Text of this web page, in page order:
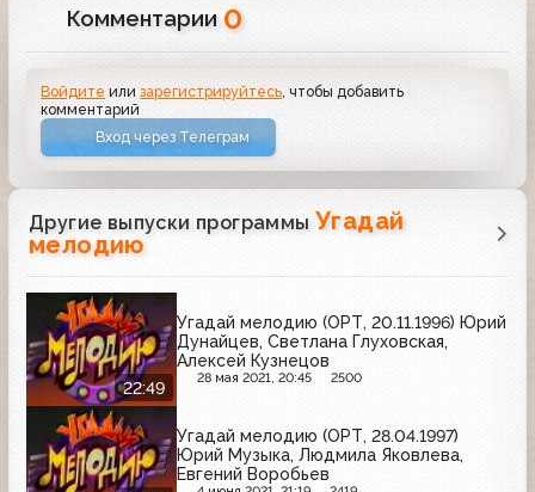
Комментарии 0
Войдите илизарегистрируйтесь , чтобы добавить
комментарий
Вход через Телеграм
Другие выпуски программы Угадай
мелодию
22:49
Угадай мелодию (ОРТ, 20.11.1996) Юрий
Дунайцев, Светлана Глуховская,
Алексей Кузнецов
28 мая 2021, 20:45 2500
Угадай мелодию (ОРТ, 28.04.1997)
Юрий Музыка, Людмила Яковлева,
Евгений Воробьев